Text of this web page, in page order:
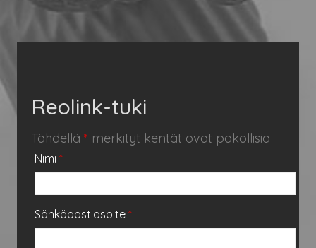
Reolink-tuki
Tähdellä * merkityt kentät ovat pakollisia
Nimi *
Sähköpostiosoite *